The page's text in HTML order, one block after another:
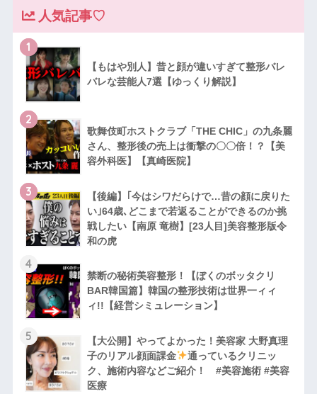
人気記事♡
1
【もはや別人】昔と顔が違いすぎて整形バレ
バレな芸能人7選【ゆっくり解説】
2
歌舞伎町ホストクラブ「THE CHIC」の九条麗
さん、整形後の売上は衝撃の〇〇倍！？【美
容外科医】【真崎医院】
3
【後編】｢今はシワだらけで…昔の顔に戻りた
い｣64歳､どこまで若返ることができるのか挑
戦したい【南原 竜樹】[23人目]美容整形版令
和の虎
4
禁断の秘術美容整形！【ぼくのボッタクリ
BAR韓国篇】韓国の整形技術は世界一ィィ
ィ!!【経営シミュレーション】
5
【大公開】やってよかった！美容家 大野真理
子のリアル顔面課金
通っているクリニッ
ク、施術内容などご紹介！ #美容施術 #美容
医療